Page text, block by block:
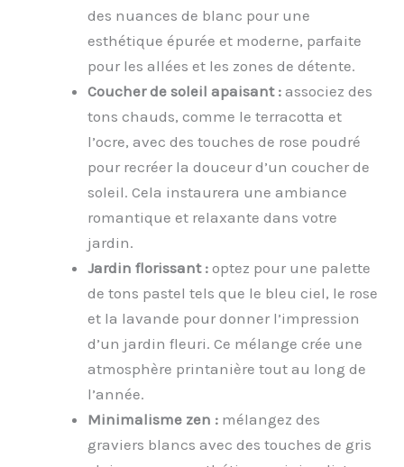
des nuances de blanc pour une
esthétique épurée et moderne, parfaite
pour les allées et les zones de détente.
Coucher desoleilapaisant : associez des
tons chauds, comme le terracotta et
l’ocre, avec des touches de rose poudré
pour recréer la douceur d’un coucher de
soleil. Cela instaurera une ambiance
romantique et relaxante dans votre
jardin.
Jardinflorissant : optez pour une palette
de tons pastel tels que le bleu ciel, le rose
et la lavande pour donner l’impression
d’un jardin fleuri. Ce mélange crée une
atmosphère printanière tout au long de
l’année.
Minimalisme zen : mélangez des
graviers blancs avec des touches de gris